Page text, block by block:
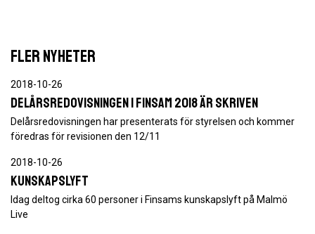
FLER NYHETER
2018-10-26
Delårsredovisningen i FINSAM 2018 är skriven
Delårsredovisningen har presenterats för styrelsen och kommer
föredras för revisionen den 12/11
2018-10-26
Kunskapslyft
Idag deltog cirka 60 personer i Finsams kunskapslyft på Malmö
Live